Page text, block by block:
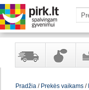
Yra
Kvepalai
Pradžia/ Prekės vaikams/